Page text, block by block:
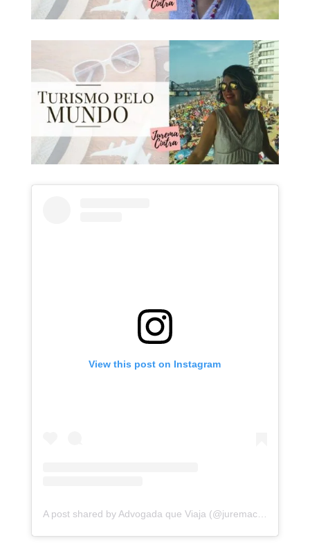
View this post on Instagram
A post shared by Advogada que Viaja (@juremacintra)